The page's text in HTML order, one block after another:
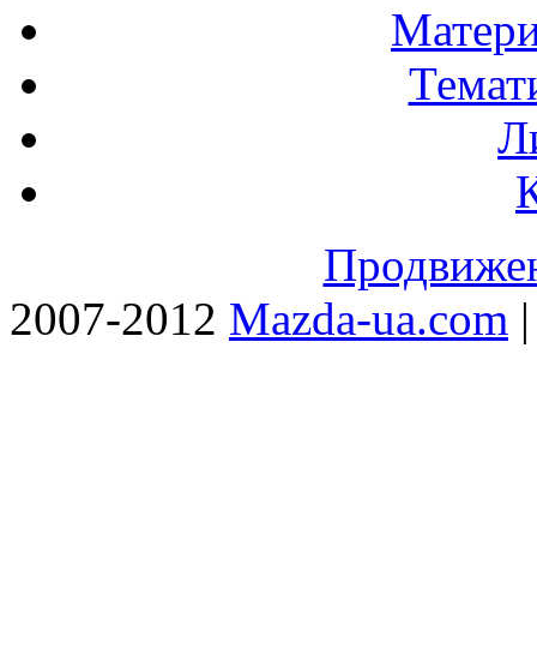
2007-2012 Mazda-ua.com